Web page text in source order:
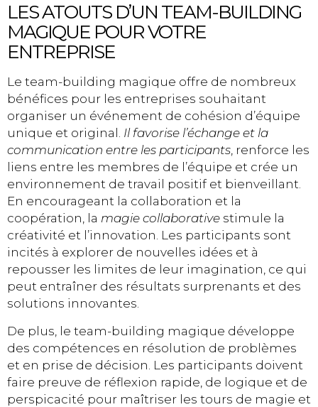
LES ATOUTS D’UN TEAM-BUILDING
MAGIQUE POUR VOTRE
ENTREPRISE
Le team-building magique offre de nombreux
bénéfices pour les entreprises souhaitant
organiser un événement de cohésion d’équipe
unique et original. Il favorise l’échange et la
communication entre les participants, renforce les
liens entre les membres de l’équipe et crée un
environnement de travail positif et bienveillant.
En encourageant la collaboration et la
coopération, la magie collaborative stimule la
créativité et l’innovation. Les participants sont
incités à explorer de nouvelles idées et à
repousser les limites de leur imagination, ce qui
peut entraîner des résultats surprenants et des
solutions innovantes.
De plus, le team-building magique développe
des compétences en résolution de problèmes
et en prise de décision. Les participants doivent
faire preuve de réflexion rapide, de logique et de
perspicacité pour maîtriser les tours de magie et